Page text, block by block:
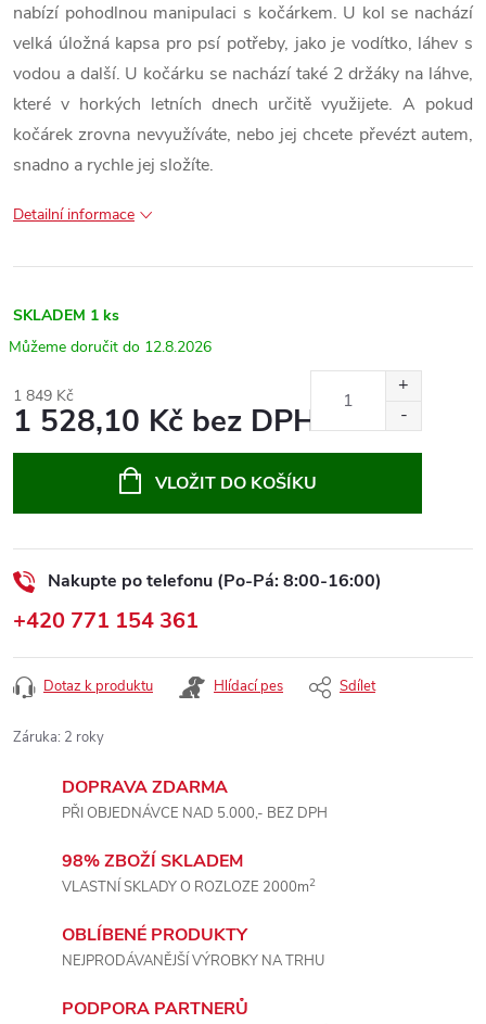
nabízí pohodlnou manipulaci s kočárkem. U kol se nachází
velká úložná kapsa pro psí potřeby, jako je vodítko, láhev s
vodou a další. U kočárku se nachází také 2 držáky na láhve,
které v horkých letních dnech určitě využijete. A pokud
kočárek zrovna nevyužíváte, nebo jej chcete převézt autem,
snadno a rychle jej složíte.
Detailní informace
SKLADEM 1 ks
12.8.2026
1 849 Kč
1 528,10 Kč bez DPH
VLOŽIT DO KOŠÍKU
Nakupte po telefonu (Po-Pá: 8:00-16:00)
+420 771 154 361
Dotaz k produktu Hlídací pes Sdílet
Záruka: 2 roky
DOPRAVA ZDARMA
PŘI OBJEDNÁVCE NAD 5.000,- BEZ DPH
98% ZBOŽÍ SKLADEM
VLASTNÍ SKLADY O ROZLOZE 2000m2
OBLÍBENÉ PRODUKTY
NEJPRODÁVANĚJŠÍ VÝROBKY NA TRHU
PODPORA PARTNERŮ